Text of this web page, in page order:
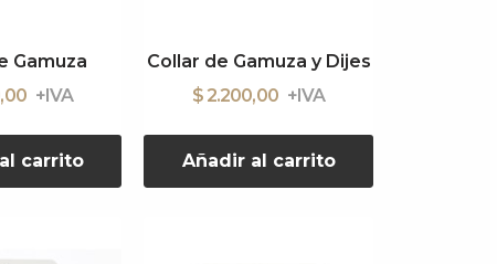
Gamuza
carrito
Collar de Gamuza y Dijes
$ 2.200,00
Añadir al carrito